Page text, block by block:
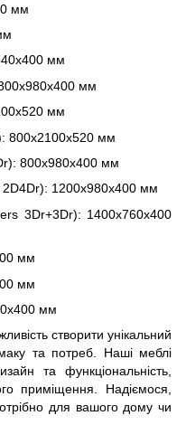
мм
мм
мм
мм
800x2100x520 мм
800x980x400 мм
1200x980x400 мм
3Dr+3Dr): 1400x760x400
мм
мм
мм
створити унікальний
та потреб. Наші меблі
та функціональність,
приміщення. Надіємося,
для вашого дому чи